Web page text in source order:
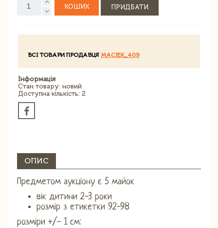
КОШИК ПРИДБАТИ
ВСІ ТОВАРИ ПРОДАВЦЯ MACIEK_409
Інформація
Стан товару: новий
Доступна кількість: 2
ОПИС
Предметом аукціону є 5 майок
вік дитини 2-3 роки
розмір з етикетки 92-98
розміри +/- 1 см: